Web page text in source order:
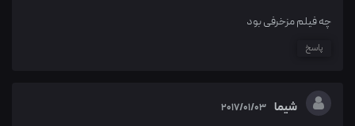
چه فیلم مزخرفی بود
پاسخ
شیما 2017/01/03